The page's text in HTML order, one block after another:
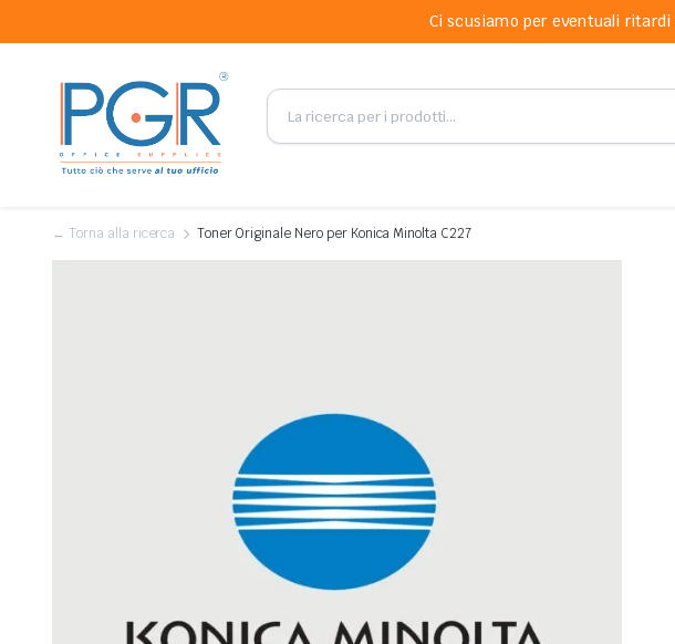
Ci scusiamo per eventuali
← Torna alla ricerca Toner Originale Nero per Konica Minolta C227